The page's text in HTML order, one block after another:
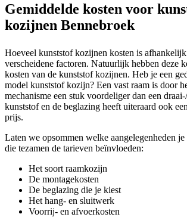
Gemiddelde kosten voor
kozijnen Bennebroek
Hoeveel kunststof kozijnen kosten is
verscheidene factoren. Natuurlijk hebben deze
kosten van de kunststof kozijnen. Heb je een
model kunststof kozijn? Een vast raam is door
mechanisme een stuk voordeliger dan een
kunststof en de beglazing heeft uiteraard ook
prijs.
Laten we opsommen welke aangelegenheden je
die tezamen de tarieven beïnvloeden:
Het soort raamkozijn
De montagekosten
De beglazing die je kiest
Het hang- en sluitwerk
Voorrij- en afvoerkosten